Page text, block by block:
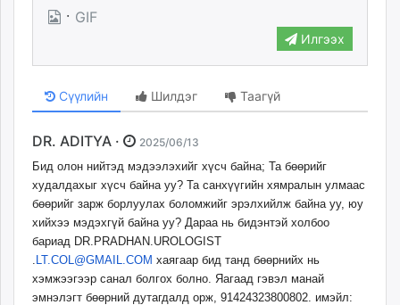
· GIF
Илгээх
Сүүлийн Шилдэг Таагүй
DR. ADITYA ·
2025/06/13
Бид олон нийтэд мэдээлэхийг хүсч байна; Та бөөрийг
худалдахыг хүсч байна уу? Та санхүүгийн хямралын улмаас
бөөрийг зарж борлуулах боломжийг эрэлхийлж байна уу, юу
хийхээ мэдэхгүй байна уу? Дараа нь бидэнтэй холбоо
бариад DR.PRADHAN.UROLOGIST
LT.COL@GMAIL.COM хаягаар бид танд бөөрнийх нь
хэмжээгээр санал болгох болно. Яагаад гэвэл манай
эмнэлэгт бөөрний дутагдалд орж, 91424323800802. имэйл: